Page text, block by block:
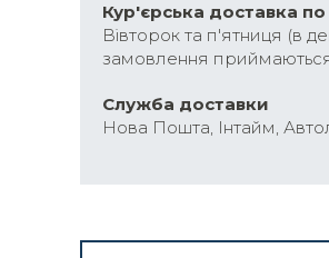
Кур'єрська доставка по
Вівторок та п'ятниця (в
замовлення
Cлужба доставки
Нова Пошта, Інтайм,